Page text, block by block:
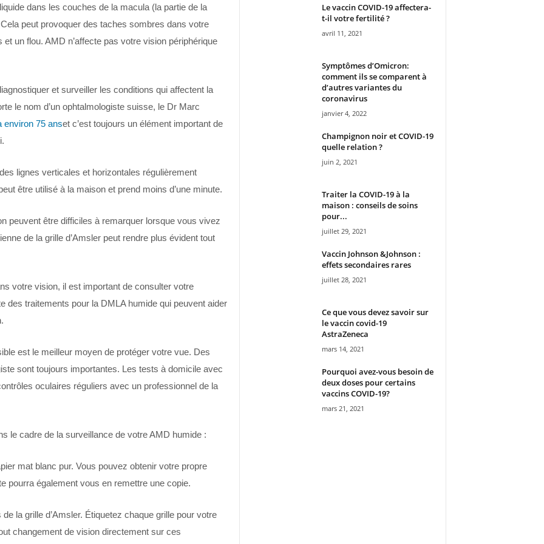
dans les couches de la macula (la partie de la
peut provoquer des taches sombres dans votre
un flou. AMD n’affecte pas votre vision périphérique
et surveiller les conditions qui affectent la
le nom d’un ophtalmologiste suisse, le Dr Marc
environ 75 anset c’est toujours un élément important de
lignes verticales et horizontales régulièrement
être utilisé à la maison et prend moins d’une minute.
peuvent être difficiles à remarquer lorsque vous vivez
de la grille d’Amsler peut rendre plus évident tout
votre vision, il est important de consulter votre
des traitements pour la DMLA humide qui peuvent aider
est le meilleur moyen de protéger votre vue. Des
sont toujours importantes. Les tests à domicile avec
oculaires réguliers avec un professionnel de la
le cadre de la surveillance de votre AMD humide :
mat blanc pur. Vous pouvez obtenir votre propre
pourra également vous en remettre une copie.
la grille d’Amsler. Étiquetez chaque grille pour votre
changement de vision directement sur ces
Le vaccin COVID-19 affectera-
t-il votre fertilité ?
avril 11, 2021
Symptômes d’Omicron:
comment ils se comparent à
d’autres variantes du
coronavirus
janvier 4, 2022
Champignon noir et COVID-19
quelle relation ?
juin 2, 2021
Traiter la COVID-19 à la
maison : conseils de soins
pour...
juillet 29, 2021
Vaccin Johnson &Johnson :
effets secondaires rares
juillet 28, 2021
Ce que vous devez savoir sur
le vaccin covid-19
AstraZeneca
mars 14, 2021
Pourquoi avez-vous besoin de
deux doses pour certains
vaccins COVID-19?
mars 21, 2021